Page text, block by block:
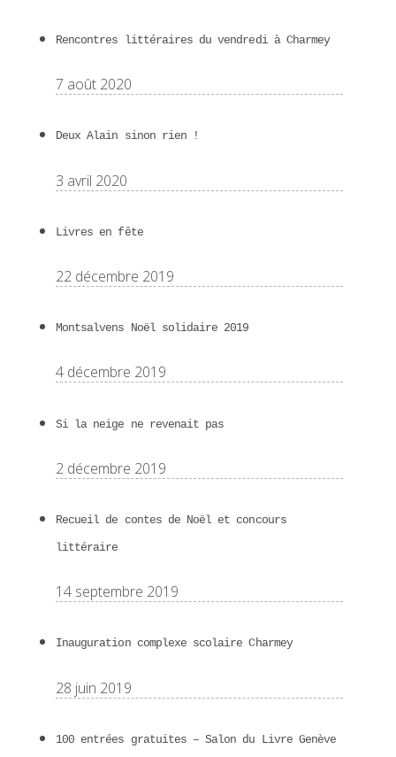
Rencontres littéraires du vendredi à Charmey
7 août 2020
Deux Alain sinon rien !
3 avril 2020
Livres en fête
22 décembre 2019
Montsalvens Noël solidaire 2019
4 décembre 2019
Si la neige ne revenait pas
2 décembre 2019
Recueil de contes de Noël et concours
littéraire
14 septembre 2019
Inauguration complexe scolaire Charmey
28 juin 2019
100 entrées gratuites – Salon du Livre Genève